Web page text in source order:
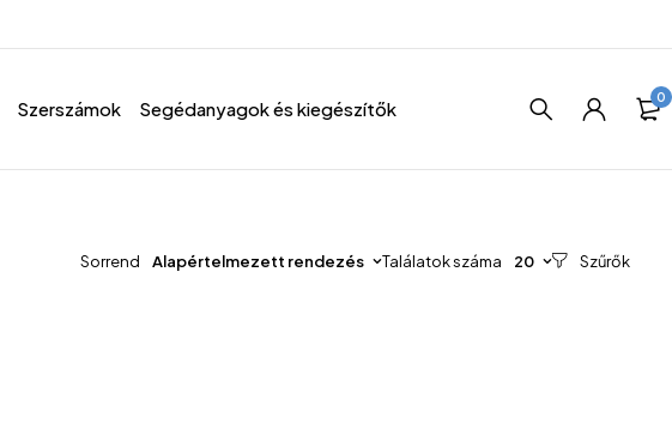
Szerszámok Segédanyagok és kiegészítők 0
Sorrend Alapértelmezett rendezés Találatok száma 20